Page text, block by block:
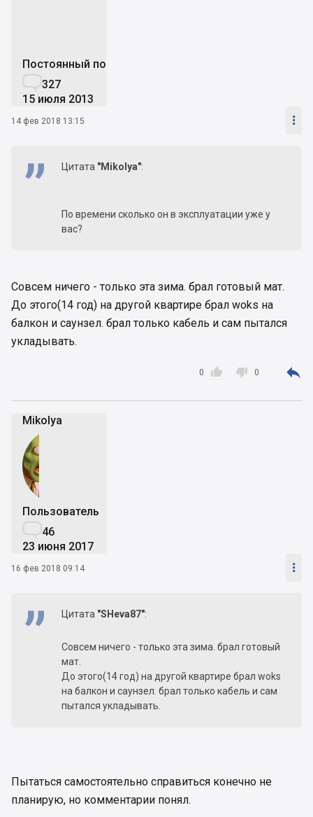
Постоянный пользователь
327
15 июля 2013
14 фев 2018 13:15 
Цитата "Mikolya":
По времени сколько он в эксплуатации уже у
вас?
Совсем ничего - только эта зима. брал готовый мат.
До этого(14 год) на другой квартире брал woks на
балкон и саунзел. брал только кабель и сам пытался
укладывать.

0  0 
Mikolya
Пользователь
46
23 июня 2017
16 фев 2018 09:14 
Цитата "SHeva87":
Совсем ничего - только эта зима. брал готовый
мат.
До этого(14 год) на другой квартире брал woks
на балкон и саунзел. брал только кабель и сам
пытался укладывать.
Пытаться самостоятельно справиться конечно не
планирую, но комментарии понял.